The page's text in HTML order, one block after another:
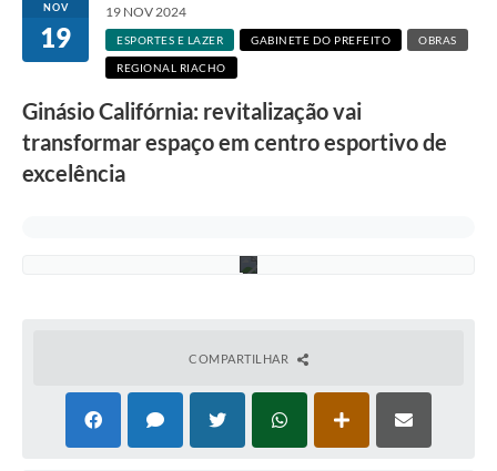
NOV
19
19 NOV 2024
ESPORTES E LAZER GABINETE DO PREFEITO OBRAS
REGIONAL RIACHO
Ginásio Califórnia: revitalização vai
transformar espaço em centro esportivo de
excelência
l
c
R
a
m
COMPARTILHAR